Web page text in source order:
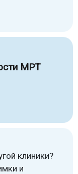
МРТ
клиники?
и